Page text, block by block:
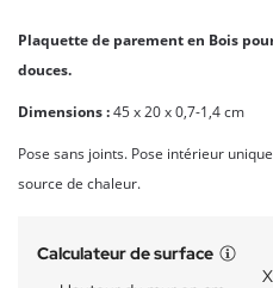
Plaquette de parement en Bois
douces.
Dimensions :45 x 20 x 0,7-1,4 cm
Pose sans joints. Pose intérieur
source de chaleur.
Calculateur de surface
X